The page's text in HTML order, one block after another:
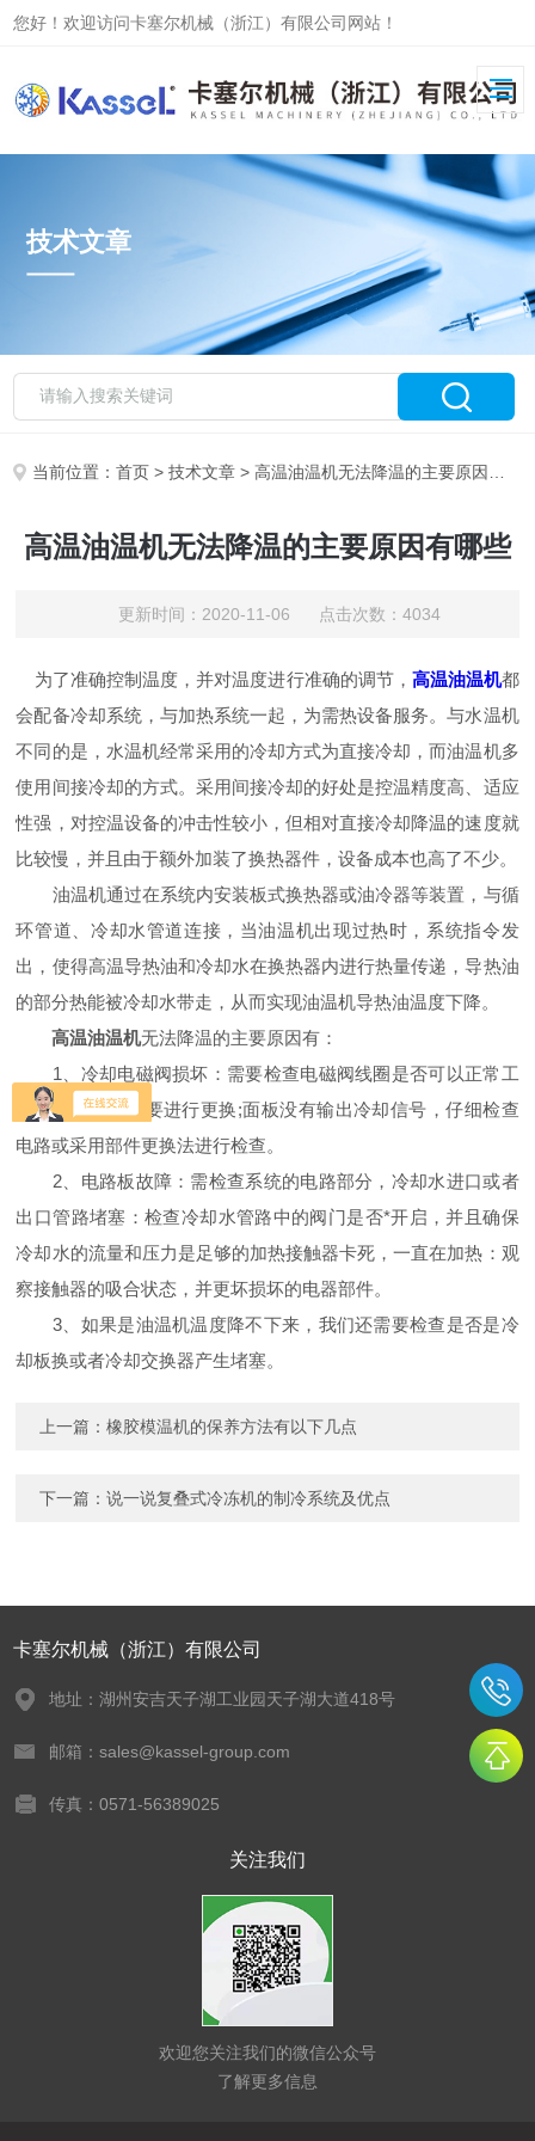
您好！欢迎访问卡塞尔机械（浙江）有限公司网站！
技术文章
当前位置：首页 >技术文章 > 高温油温机无法降温的主要原因有哪些
高温油温机无法降温的主要原因有哪些
更新时间：2020-11-06 点击次数：4034
为了准确控制温度，并对温度进行准确的调节， 高温油温机都
会配备冷却系统，与加热系统一起，为需热设备服务。与水温机
不同的是，水温机经常采用的冷却方式为直接冷却，而油温机多
使用间接冷却的方式。采用间接冷却的好处是控温精度高、适应
性强，对控温设备的冲击性较小，但相对直接冷却降温的速度就
比较慢，并且由于额外加装了换热器件，设备成本也高了不少。
油温机通过在系统内安装板式换热器或油冷器等装置，与循
环管道、冷却水管道连接，当油温机出现过热时，系统指令发
出，使得高温导热油和冷却水在换热器内进行热量传递，导热油
的部分热能被冷却水带走，从而实现油温机导热油温度下降。
高温油温机无法降温的主要原因有：
1、冷却电磁阀损坏：需要检查电磁阀线圈是否可以正常工
作，如果损坏需要进行更换;面板没有输出冷却信号，仔细检查
电路或采用部件更换法进行检查。
2、电路板故障：需检查系统的电路部分，冷却水进口或者
出口管路堵塞：检查冷却水管路中的阀门是否*开启，并且确保
冷却水的流量和压力是足够的加热接触器卡死，一直在加热：观
察接触器的吸合状态，并更坏损坏的电器部件。
3、如果是油温机温度降不下来，我们还需要检查是否是冷
却板换或者冷却交换器产生堵塞。
上一篇：橡胶模温机的保养方法有以下几点
下一篇：说一说复叠式冷冻机的制冷系统及优点
卡塞尔机械（浙江）有限公司
地址：湖州安吉天子湖工业园天子湖大道418号
邮箱：sales@kassel-group.com
传真：0571-56389025
关注我们
欢迎您关注我们的微信公众号
了解更多信息